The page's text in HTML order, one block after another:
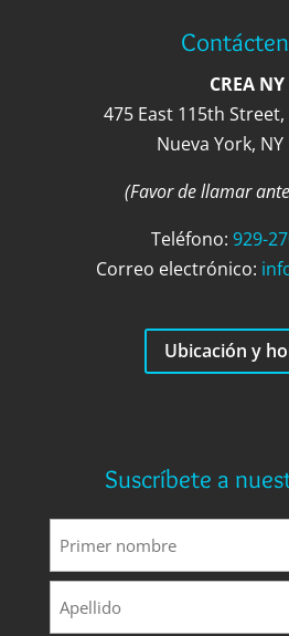
CREA NY
475 East 115th
Nueva York, NY
(Favor de llamar
Teléfono: 929-
Correo electrónico:
Ubicación y
Suscríbete a